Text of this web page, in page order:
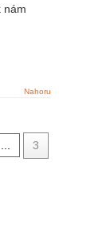
nám
Nahoru
3